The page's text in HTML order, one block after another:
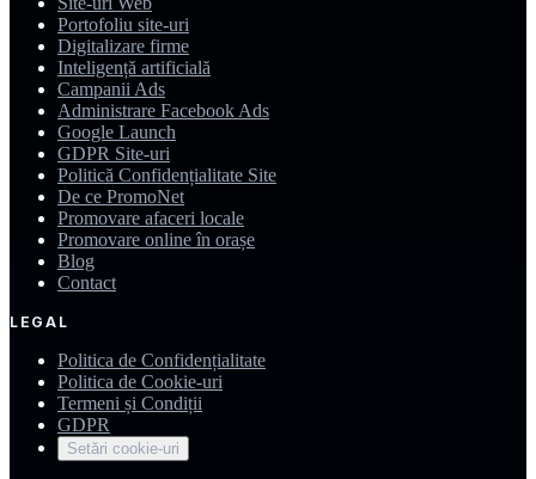
Portofoliu site-uri
Digitalizare firme
Inteligență artificială
Campanii Ads
Administrare Facebook Ads
Google Launch
GDPR Site-uri
Politică Confidențialitate Site
De ce PromoNet
Promovare afaceri locale
Promovare online în orașe
Blog
Contact
LEGAL
Politica de Confidențialitate
Politica de Cookie-uri
Termeni și Condiții
GDPR
Setări cookie-uri